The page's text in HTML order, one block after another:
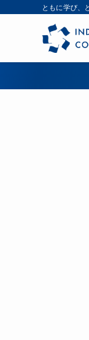
ともに学び、